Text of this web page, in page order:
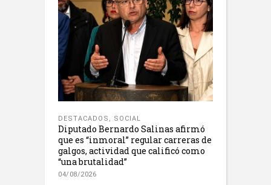
DESTACADOS , SOCIAL
Diputado Bernardo Salinas afirmó
que es “inmoral” regular carreras de
galgos, actividad que calificó como
“una brutalidad”
04/08/2026